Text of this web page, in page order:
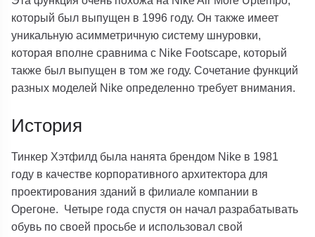
который был выпущен в 1996 году. Он также имеет
уникальную асимметричную систему шнуровки,
которая вполне сравнима с Nike Footscape, который
также был выпущен в том же году. Сочетание функций
разных моделей Nike определенно требует внимания.
История
Тинкер Хэтфилд была нанята брендом Nike в 1981
году в качестве корпоративного архитектора для
проектирования зданий в филиале компании в
Орегоне. Четыре года спустя он начал разрабатывать
обувь по своей просьбе и использовал свой